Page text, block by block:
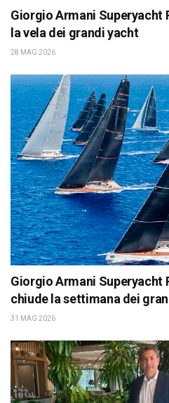
Giorgio Armani Superyacht
la vela dei grandi yacht
28 MAG 2026
Giorgio Armani Superyacht
chiude la settimana dei
31 MAG 2026